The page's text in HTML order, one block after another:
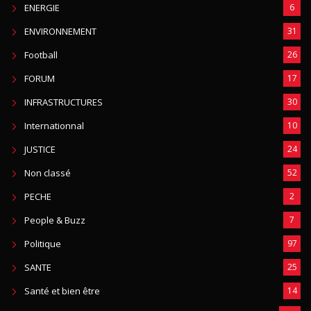
ENERGIE 6
ENVIRONNEMENT 31
Football 26
FORUM 17
INFRASTRUCTURES 30
Internationnal 10
JUSTICE 24
Non classé 52
PECHE 2
People & Buzz 7
Politique 97
SANTE 25
Santé et bien être 14